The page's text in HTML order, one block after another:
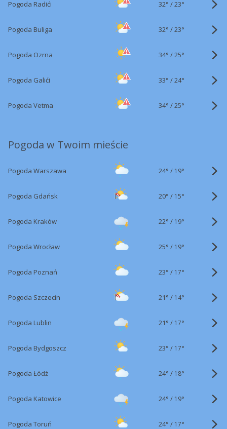
Pogoda Radići 32° /23°
Pogoda Buliga 32° /23°
Pogoda Ozrna 34° /25°
Pogoda Galići 33° /24°
Pogoda Vetma 34° /25°
Pogoda w Twoim mieście
Pogoda Warszawa 24° / 19°
Pogoda Gdańsk 20° / 15°
Pogoda Kraków 22° / 19°
Pogoda Wrocław 25° / 19°
Pogoda Poznań 23° / 17°
Pogoda Szczecin 21° / 14°
Pogoda Lublin 21° / 17°
Pogoda Bydgoszcz 23° / 17°
Pogoda Łódź 24° / 18°
Pogoda Katowice 24° / 19°
Pogoda Toruń 24° / 17°